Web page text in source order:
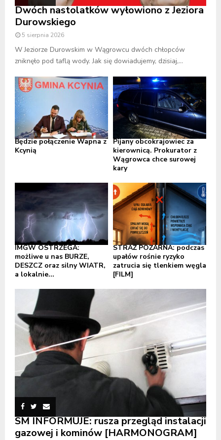
Dwóch nastolatków wyłowiono z Jeziora
Durowskiego
5 sierpnia 2026
W Jeziorze Durowskim w Wągrowcu dwóch chłopców
zniknęło pod taflą wody. Jak się dowiadujemy, dzisiaj,...
Będzie połączenie Wapna z
Kcynią
Pijany obcokrajowiec za
kierownicą. Prokurator z
Wągrowca chce surowej
kary
IMGW OSTRZEGA:
możliwe u nas BURZE,
DESZCZ oraz silny WIATR,
a lokalnie...
STRAŻ POŻARNA: podczas
upałów rośnie ryzyko
zatrucia się tlenkiem węgla
[FILM]
SM INFORMUJE: rusza przegląd instalacji
gazowej i kominów [HARMONOGRAM]